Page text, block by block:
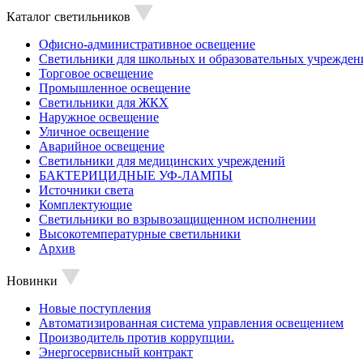
Каталог светильников
Офисно-административное освещение
Светильники для школьных и образовательных
Торговое освещение
Промышленное освещение
Светильники для ЖКХ
Наружное освещение
Уличное освещение
Аварийное освещение
Светильники для медицинских учреждений
БАКТЕРИЦИДНЫЕ УФ-ЛАМПЫ
Источники света
Комплектующие
Светильники во взрывозащищенном исполнении
Высокотемпературные светильники
Архив
Новинки
Новые поступления
Автоматизированная система управления освещением
Производитель против коррупции.
Энергосервисный контракт